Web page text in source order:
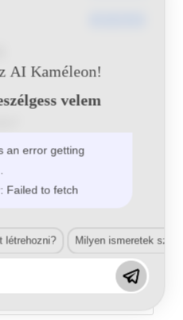
AI Kaméleon!
velem
an error getting
Failed to fetch
létrehozni? Milyen ismeretek